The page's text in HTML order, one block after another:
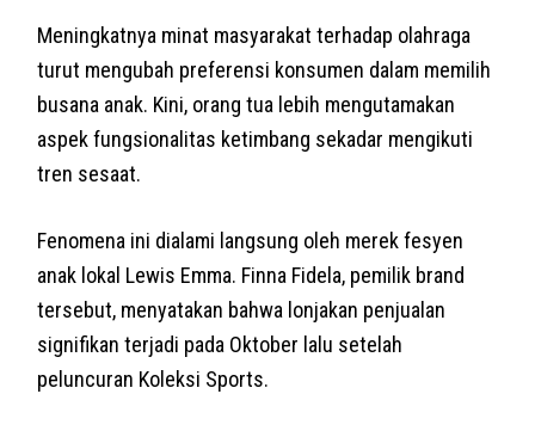
Meningkatnya minat masyarakat terhadap olahraga
turut mengubah preferensi konsumen dalam memilih
busana anak. Kini, orang tua lebih mengutamakan
aspek fungsionalitas ketimbang sekadar mengikuti
tren sesaat.
Fenomena ini dialami langsung oleh merek fesyen
anak lokal Lewis Emma. Finna Fidela, pemilik brand
tersebut, menyatakan bahwa lonjakan penjualan
signifikan terjadi pada Oktober lalu setelah
peluncuran Koleksi Sports.